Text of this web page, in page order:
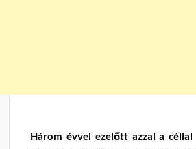
Három évvel ezelőtt azzal a